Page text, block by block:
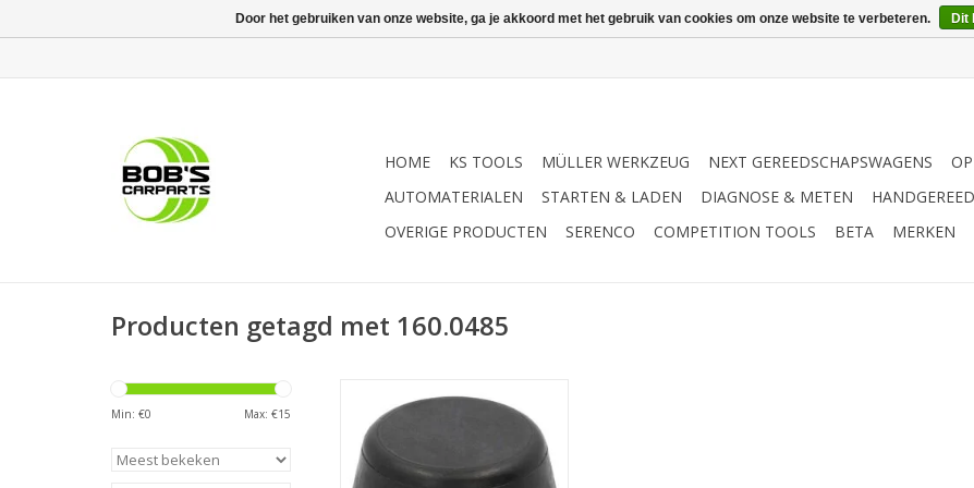
HOME KS TOOLS MÜLLER WERKZEUG NEXT GEREEDSCHAPSWAGENS
AUTOMATERIALEN
STARTEN & LADEN DIAGNOSE & METEN
OVERIGE PRODUCTEN
SERENCO COMPETITION TOOLS BETA MERKEN
Producten getagd met 160.0485
Min: €0 Max: €15
beschermen van dorpels en
lakwerk | - ShA 85° +/- 5 | -
optimale schuifbeveiliging | -
universele mat voor hefbruggen
Door het gebruiken van onze website, ga je akkoord met het gebruik van cookies om onze website te verbeteren. Dit